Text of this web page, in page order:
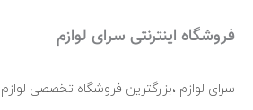
فروشگاه اینترنتی سرای لوازم
سرای لوازم ،بزرگترین فروشگاه تخصصی لوازم